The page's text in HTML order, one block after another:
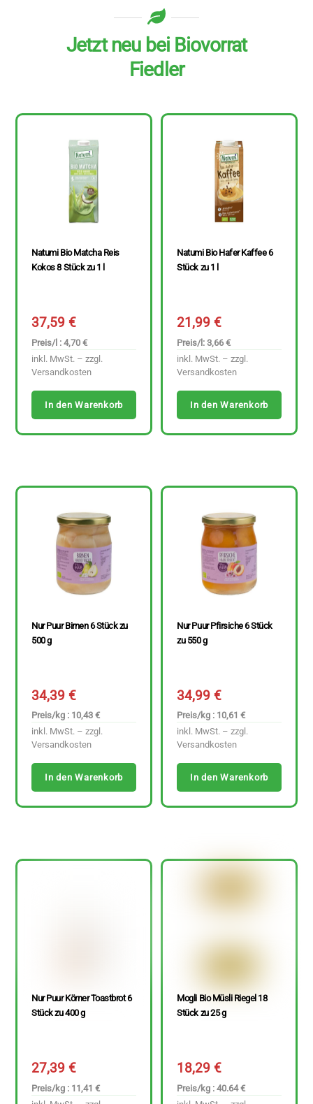
Jetzt neu bei Biovorrat
Fiedler
Natumi Bio Matcha Reis
Kokos 8 Stück zu 1 l
37,59€
Preis/l : 4,70 €
inkl. MwSt. – zzgl.
Versandkosten
In den Warenkorb
Natumi Bio Hafer Kaffee 6
Stück zu 1 l
21,99€
Preis/l: 3,66 €
inkl. MwSt. – zzgl.
Versandkosten
In den Warenkorb
Nur Puur Birnen 6 Stück zu
500 g
34,39€
Preis/kg : 10,43 €
inkl. MwSt. – zzgl.
Versandkosten
In den Warenkorb
Nur Puur Pfirsiche 6 Stück
zu 550 g
34,99€
Preis/kg : 10,61 €
inkl. MwSt. – zzgl.
Versandkosten
In den Warenkorb
Nur Puur Körner Toastbrot 6
Stück zu 400 g
27,39€
Preis/kg : 11,41 €
Mogli Bio Müsli Riegel 18
Stück zu 25 g
18,29€
Preis/kg : 40.64 €